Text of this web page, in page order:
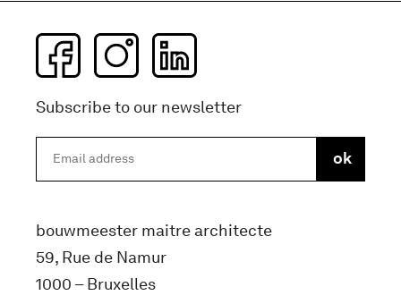
Subscribe to our newsletter
bouwmeester maitre architecte
59, Rue de Namur
1000 – Bruxelles